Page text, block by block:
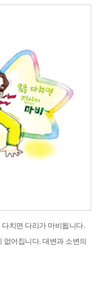
치면 다리가 마비됩니다.
없어집니다. 대변과 소변의